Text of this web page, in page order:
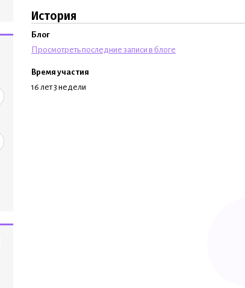
История
Блог
Просмотреть последние записи в блоге
Время участия
16 лет 3 недели